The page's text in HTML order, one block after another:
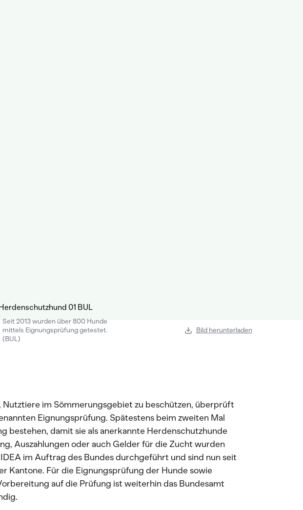
Seit 2013 wurden über 800 Hunde
mittels Eignungsprüfung getestet.
(BUL)
Bild herunterladen
Nutztiere im Sömmerungsgebiet zu beschützen, überprüft
Eignungsprüfung. Spätestens beim zweiten Mal
bestehen, damit sie als anerkannte Herdenschutzhunde
Auszahlungen oder auch Gelder für die Zucht wurden
im Auftrag des Bundes durchgeführt und sind nun seit
Kantone. Für die Eignungsprüfung der Hunde sowie
auf die Prüfung ist weiterhin das Bundesamt